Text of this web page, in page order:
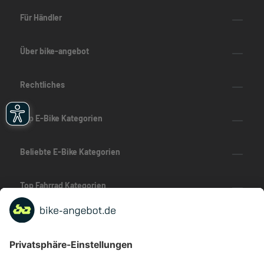
Für Händler
Über bike-angebot
Rechtliches
Top E-Bike Kategorien
Beliebte E-Bike Kategorien
Top Fahrrad Kategorien
Beliebte Fahrrad-Kategorien
Marken-Highlights